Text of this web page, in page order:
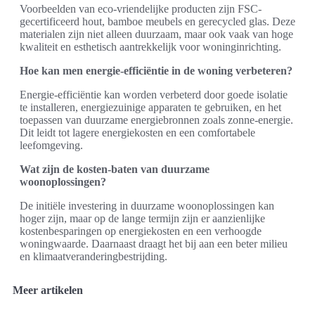
Voorbeelden van eco-vriendelijke producten zijn FSC-
gecertificeerd hout, bamboe meubels en gerecycled glas. Deze
materialen zijn niet alleen duurzaam, maar ook vaak van hoge
kwaliteit en esthetisch aantrekkelijk voor woninginrichting.
Hoe kan men energie-efficiëntie in de woning verbeteren?
Energie-efficiëntie kan worden verbeterd door goede isolatie
te installeren, energiezuinige apparaten te gebruiken, en het
toepassen van duurzame energiebronnen zoals zonne-energie.
Dit leidt tot lagere energiekosten en een comfortabele
leefomgeving.
Wat zijn de kosten-baten van duurzame
woonoplossingen?
De initiële investering in duurzame woonoplossingen kan
hoger zijn, maar op de lange termijn zijn er aanzienlijke
kostenbesparingen op energiekosten en een verhoogde
woningwaarde. Daarnaast draagt het bij aan een beter milieu
en klimaatveranderingbestrijding.
Meer artikelen